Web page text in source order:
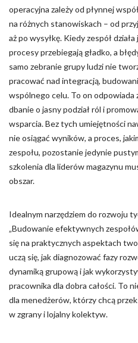
operacyjna zależy od płynnej
na różnych stanowiskach – od
aż po wysyłkę. Kiedy zespół
procesy przebiegają gładko, a
samo zebranie grupy ludzi nie
pracować nad integracją,
wspólnego celu. To on
dbanie o jasny podział ról i
wsparcia. Bez tych umiejętności
nie osiągać wyników, a proces,
zespołu, pozostanie jedynie
szkolenia dla liderów magazynu
obszar.
Idealnym narzędziem do rozwoju
„Budowanie efektywnych
się na praktycznych aspektach
uczą się, jak diagnozować fazy
dynamiką grupową i jak
pracownika dla dobra całości. To
dla menedżerów, którzy chcą
w zgrany i lojalny kolektyw.